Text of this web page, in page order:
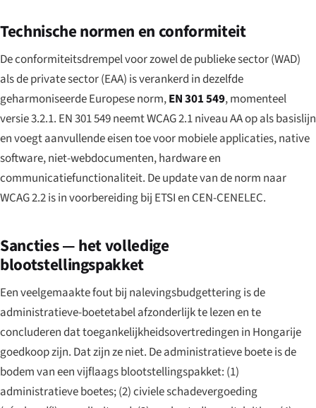
Technische normen en conformiteit
De conformiteitsdrempel voor zowel de publieke sector (WAD)
als de private sector (EAA) is verankerd in dezelfde
geharmoniseerde Europese norm,EN 301 549, momenteel
versie 3.2.1. EN 301 549 neemt WCAG 2.1 niveau AA op als basislijn
en voegt aanvullende eisen toe voor mobiele applicaties, native
software, niet-webdocumenten, hardware en
communicatiefunctionaliteit. De update van de norm naar
WCAG 2.2 is in voorbereiding bij ETSI en CEN-CENELEC.
Sancties — het volledige
blootstellingspakket
Een veelgemaakte fout bij nalevingsbudgettering is de
administratieve-boetetabel afzonderlijk te lezen en te
concluderen dat toegankelijkheidsovertredingen in Hongarije
goedkoop zijn. Dat zijn ze niet. De administratieve boete is de
bodem van een vijflaags blootstellingspakket: (1)
administratieve boetes; (2) civiele schadevergoeding